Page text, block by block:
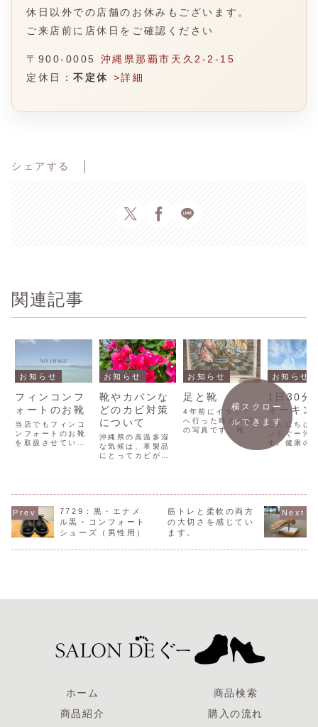
休日以外での店舗のお休みもございます。
ご来店前に店休日をご確認ください
〒900-0005
沖縄県那覇市天久2-2-15
定休日：不定休 >詳細
シェアする
関連記事
お知らせ
フィンコンフ
ォートのお靴
当店でもフィンコ
ンフォートのお靴
を取扱させていた
og_下版後1011
沖縄県では当店で
も扱わせていただ
いております。お
お知らせ
靴やカバンな
どのカビ対策
について
沖縄県の高温多湿
な気候は、革製品
にとってカビが生
とでの相談が増え
ています。革製品
を長持ちさせ、美
しい状態を保つた
お知らせ
足と靴
4年前にイタリア
へ行った時の一部
の写真です。靴の
師匠たちとイタリ
アを回ってきまし
した。職業病です
靴の歴史が長いこ
とを実感すること
ができました。
お知らせ
1日30分
ォーキン
こんにちは
ンドぐー沖
す。健康の
し、筋肉を
ることがで
す。また、
ス軽減や気
横スクロー
ルできます
7729：黒・エナメ
ル黒・コンフォート
シューズ（男性用）
筋トレと柔軟の両方
の大切さを感じてい
ます。
ホーム
商品検索
商品紹介
購入の流れ